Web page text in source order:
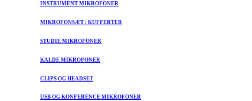
INSTRUMENT MIKROFONER
MIKROFONSÆT / KUFFERTER
STUDIE MIKROFONER
KALDE MIKROFONER
CLIPS OG HEADSET
USB OG KONFERENCE MIKROFONER